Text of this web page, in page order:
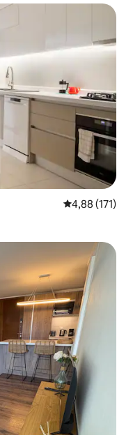
Prosječna
4,88 (171)
„Odabrali gosti”